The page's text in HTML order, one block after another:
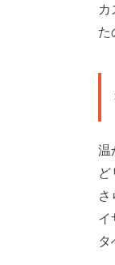
カ
た
温
ど
イ
タ